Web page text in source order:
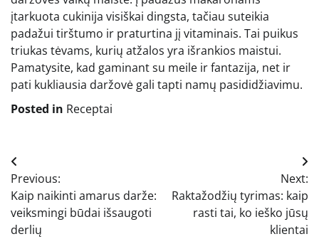
įtarkuota cukinija visiškai dingsta, tačiau suteikia
padažui tirštumo ir praturtina jį vitaminais. Tai puikus
triukas tėvams, kurių atžalos yra išrankios maistui.
Pamatysite, kad gaminant su meile ir fantazija, net ir
pati kukliausia daržovė gali tapti namų pasididžiavimu.
Posted in Receptai
Navigacija
tarp
įrašų
Previous:
Kaip naikinti amarus darže:
veiksmingi būdai išsaugoti
derlių
Next:
Raktažodžių tyrimas: kaip
rasti tai, ko ieško jūsų
klientai